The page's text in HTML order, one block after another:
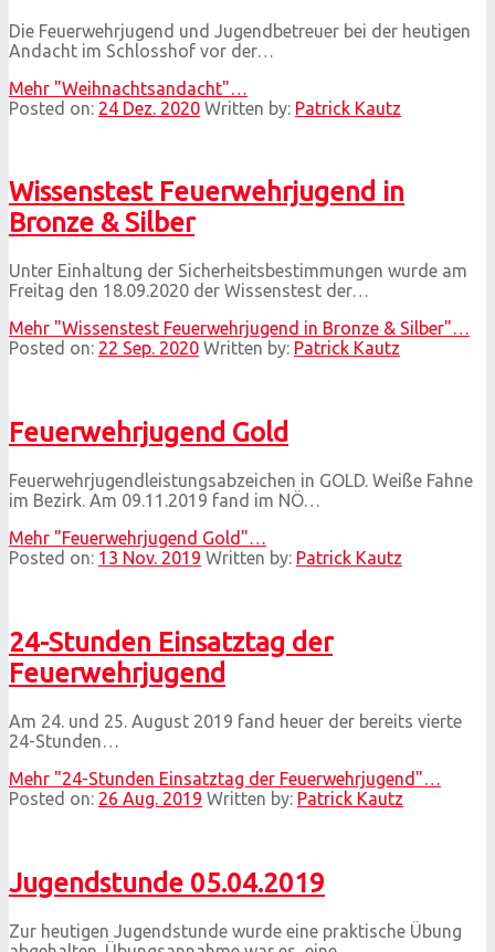
Die Feuerwehrjugend und Jugendbetreuer bei der heutigen
Andacht im Schlosshof vor der…
Mehr "Weihnachtsandacht"
Posted on: 24 Dez. 2020 Written by: Patrick Kautz
Wissenstest Feuerwehrjugend in
Bronze & Silber
Unter Einhaltung der Sicherheitsbestimmungen wurde am
Freitag den 18.09.2020 der Wissenstest der…
Mehr "Wissenstest Feuerwehrjugend in Bronze & Silber"…
Posted on: 22 Sep. 2020 Written by: Patrick Kautz
Feuerwehrjugend Gold
Feuerwehrjugendleistungsabzeichen in GOLD. Weiße Fahne
im Bezirk. Am 09.11.2019 fand im NÖ…
Mehr "Feuerwehrjugend Gold"…
Posted on: 13 Nov. 2019 Written by: Patrick Kautz
24-Stunden Einsatztag der
Feuerwehrjugend
Am 24. und 25. August 2019 fand heuer der bereits vierte
24-Stunden…
Mehr "24-Stunden Einsatztag der Feuerwehrjugend"…
Posted on: 26 Aug. 2019 Written by: Patrick Kautz
Jugendstunde 05.04.2019
Zur heutigen Jugendstunde wurde eine praktische Übung